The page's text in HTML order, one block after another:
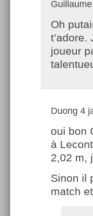
Guillaume
Oh
t’adore.
joueur
Duong 4
oui bon
à
2,02 m,
Sinon il
match